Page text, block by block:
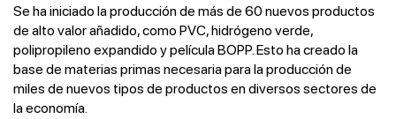
Se ha iniciado la producción de más de 60 nuevos productos
de alto valor añadido, como PVC, hidrógeno verde,
polipropileno expandido y película BOPP. Esto ha creado la
base de materias primas necesaria para la producción de
miles de nuevos tipos de productos en diversos sectores de
la economía.